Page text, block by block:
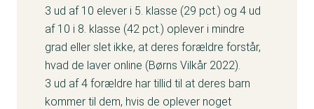
3 ud af 10 elever i 5. klasse (29 pct.) og 4 ud
af 10 i 8. klasse (42 pct.) oplever i mindre
grad eller slet ikke, at deres forældre forstår,
hvad de laver online (Børns Vilkår 2022).
3 ud af 4 forældre har tillid til at deres barn
kommer til dem, hvis de oplever noget